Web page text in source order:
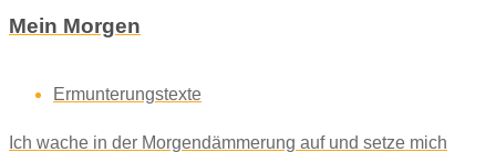
Mein Morgen
Ermunterungstexte
Ich wache in der Morgendämmerung auf und setze mich